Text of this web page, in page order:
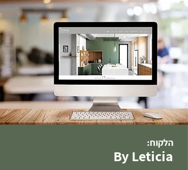
הלקוח:
By Leticia